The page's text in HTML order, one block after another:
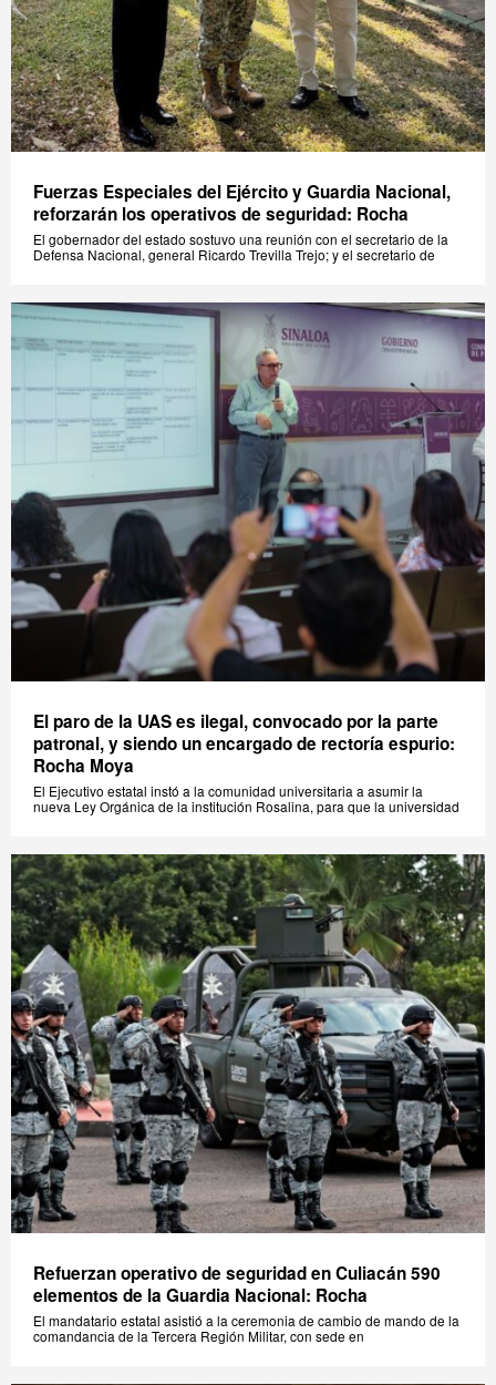
Fuerzas Especiales del Ejército y Guardia Nacional,
reforzarán los operativos de seguridad: Rocha
El gobernador del estado sostuvo una reunión con el secretario de la
Defensa Nacional, general Ricardo Trevilla Trejo; y el secretario de
El paro de la UAS es ilegal, convocado por la parte
patronal, y siendo un encargado de rectoría espurio:
Rocha Moya
El Ejecutivo estatal instó a la comunidad universitaria a asumir la
nueva Ley Orgánica de la institución Rosalina, para que la universidad
Refuerzan operativo de seguridad en Culiacán 590
elementos de la Guardia Nacional: Rocha
El mandatario estatal asistió a la ceremonia de cambio de mando de la
comandancia de la Tercera Región Militar, con sede en